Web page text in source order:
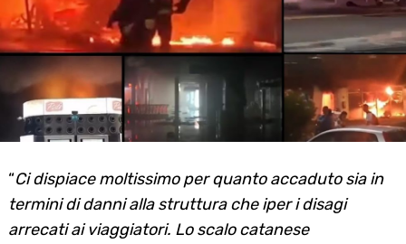
“Ci dispiace moltissimo per quanto accaduto sia in
termini di danni alla struttura che iper i disagi
arrecati ai viaggiatori. Lo scalo catanese